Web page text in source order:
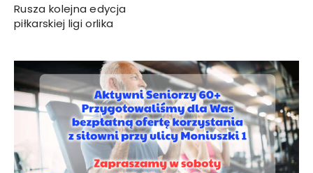
Rusza kolejna edycja
piłkarskiej ligi orlika